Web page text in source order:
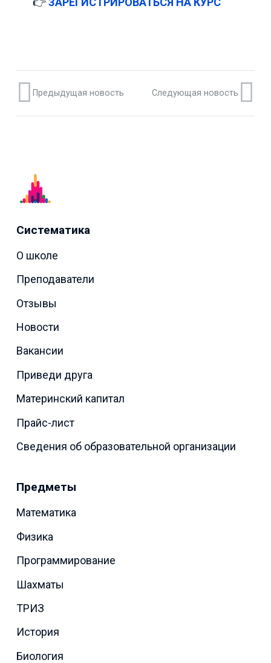
Предыдущая новость Следующая новость
Систематика
О школе
Преподаватели
Отзывы
Новости
Вакансии
Приведи друга
Материнский капитал
Прайс-лист
Сведения об образовательной организации
Предметы
Математика
Физика
Программирование
Шахматы
ТРИЗ
История
Биология